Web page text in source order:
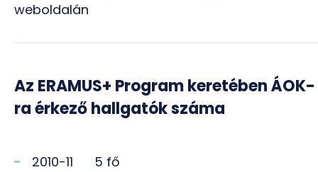
weboldalán
Az ERAMUS+ Program keretében ÁOK-
ra érkező hallgatók száma
2010-11 5 fő